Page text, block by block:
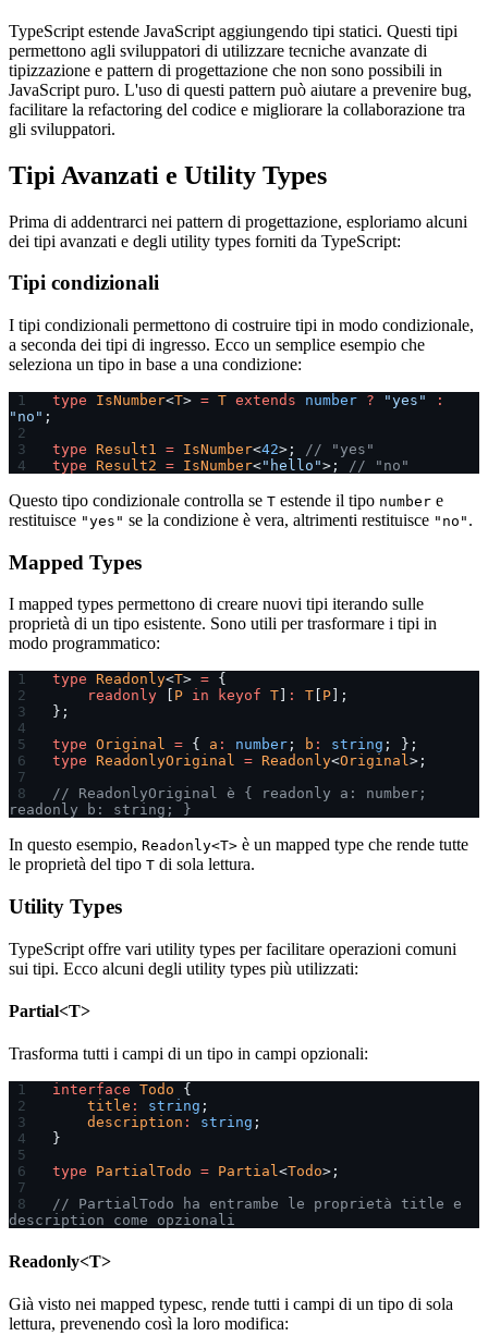
TypeScript estende JavaScript aggiungendo tipi statici. Questi tipi
permettono agli sviluppatori di utilizzare tecniche avanzate di
tipizzazione e pattern di progettazione che non sono possibili in
JavaScript puro. L'uso di questi pattern può aiutare a prevenire bug,
facilitare la refactoring del codice e migliorare la collaborazione tra
gli sviluppatori.
Tipi Avanzati e Utility Types
Prima di addentrarci nei pattern di progettazione, esploriamo alcuni
dei tipi avanzati e degli utility types forniti da TypeScript:
Tipi condizionali
I tipi condizionali permettono di costruire tipi in modo condizionale,
a seconda dei tipi di ingresso. Ecco un semplice esempio che
seleziona un tipo in base a una condizione:
type IsNumber<T> = T extends number ? "yes"
:
"no" ;
type Result1 = IsNumber<42>;
// "yes"
type Result2 = IsNumber<"hello">; // "no"
Questo tipo condizionale controlla se T estende il tipo number e
restituisce "yes" se la condizione è vera, altrimenti restituisce "no" .
Mapped Types
I mapped types permettono di creare nuovi tipi iterando sulle
proprietà di un tipo esistente. Sono utili per trasformare i tipi in
modo programmatico:
type Readonly<T> = {
    readonly
P in keyof T : T P ];
};
type Original = { a : number ; b : string ; };
type ReadonlyOriginal = Readonly<Original>;
// ReadonlyOriginal è { readonly a: number;
readonly b: string; }
In questo esempio, Readonly<T> è un mapped type che rende tutte
le proprietà del tipo T di sola lettura.
Utility Types
TypeScript offre vari utility types per facilitare operazioni comuni
sui tipi. Ecco alcuni degli utility types più utilizzati:
Partial<T>
Trasforma tutti i campi di un tipo in campi opzionali:
interface Todo {
    title
: string ;
    description
: string ;
}
type PartialTodo = Partial<Todo>;
// PartialTodo ha entrambe le proprietà title e
description come opzionali
Readonly<T>
Già visto nei mapped typesc, rende tutti i campi di un tipo di sola
lettura, prevenendo così la loro modifica: